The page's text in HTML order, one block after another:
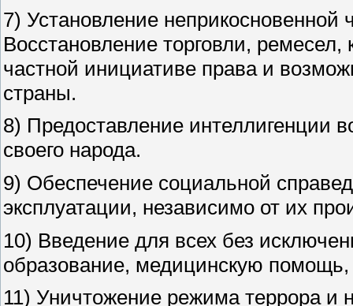
7) Установление неприкосновенной
Восстановление торговли,
частной инициативе права и
страны.
8) Предоставление интеллигенции
своего народа.
9) Обеспечение социальной
эксплуатации, независимо от их
10) Введение для всех без
образование, медицинскую помощь,
11) Уничтожение режима террора и